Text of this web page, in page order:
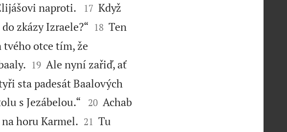
naproti.


17 Když
zkázy Izraele?“
18 Ten
tvého otce tím, že

19 Ale nyní zařiď, ať
sta padesát Baalových
s Jezábelou.“ 

20 Achab
horu Karmel.
21 Tu